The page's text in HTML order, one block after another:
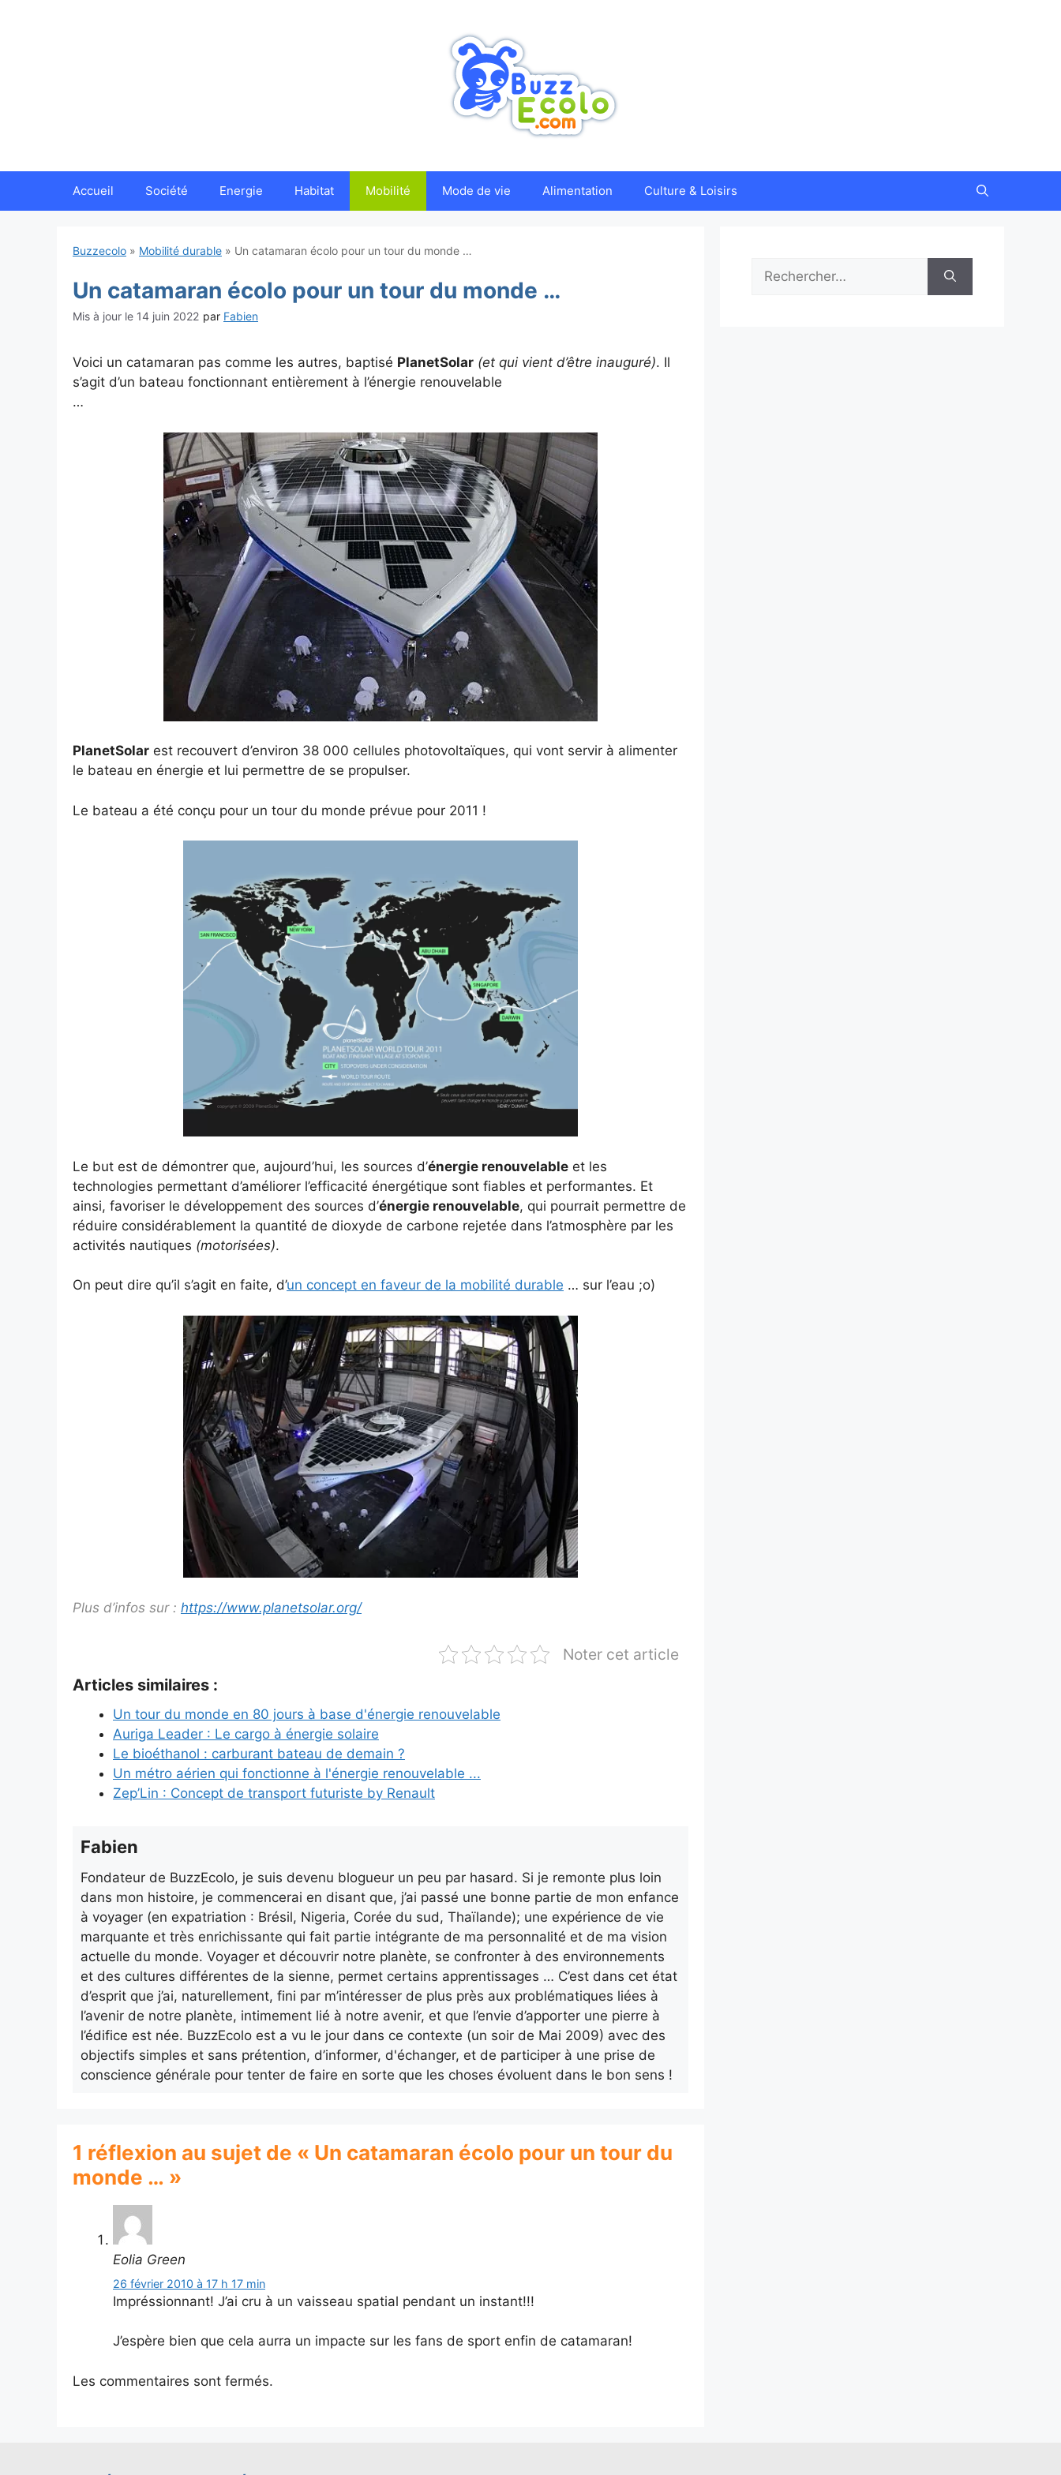
Accueil Société Energie Habitat Mobilité Mode de vie Alimentation Culture & Loisirs
Buzzecolo » Mobilité durable » Un catamaran écolo pour un tour du monde …
Un catamaran écolo pour un tour du monde …
14 juin 2022 par Fabien
Voici un catamaran pas comme les autres, baptisé PlanetSolar (et qui vient d’être inauguré). Il
s’agit d’un bateau fonctionnant entièrement à l’énergie renouvelable
…
PlanetSolar est recouvert d’environ 38 000 cellules photovoltaïques, qui vont servir à alimenter
le bateau en énergie et lui permettre de se propulser.
Le bateau a été conçu pour un tour du monde prévue pour 2011 !
Le but est de démontrer que, aujourd’hui, les sources d’énergie renouvelable et les
technologies permettant d’améliorer l’efficacité énergétique sont fiables et performantes. Et
ainsi, favoriser le développement des sources d’énergie renouvelable, qui pourrait permettre de
réduire considérablement la quantité de dioxyde de carbone rejetée dans l’atmosphère par les
activités nautiques (motorisées).
On peut dire qu’il s’agit en faite, d’un concept en faveur de la mobilité durable … sur l’eau ;o)
Plus d’infos sur : https://www.planetsolar.org/
Noter cet article
Articles similaires :
Un tour du monde en 80 jours à base d'énergie renouvelable
Auriga Leader : Le cargo à énergie solaire
Le bioéthanol : carburant bateau de demain ?
Un métro aérien qui fonctionne à l'énergie renouvelable ...
Zep’Lin : Concept de transport futuriste by Renault
Fabien
Fondateur de BuzzEcolo, je suis devenu blogueur un peu par hasard. Si je remonte plus loin
dans mon histoire, je commencerai en disant que, j’ai passé une bonne partie de mon enfance
à voyager (en expatriation : Brésil, Nigeria, Corée du sud, Thaïlande); une expérience de vie
marquante et très enrichissante qui fait partie intégrante de ma personnalité et de ma vision
actuelle du monde. Voyager et découvrir notre planète, se confronter à des environnements
et des cultures différentes de la sienne, permet certains apprentissages … C’est dans cet état
d’esprit que j’ai, naturellement, fini par m’intéresser de plus près aux problématiques liées à
l’avenir de notre planète, intimement lié à notre avenir, et que l’envie d’apporter une pierre à
l’édifice est née. BuzzEcolo est a vu le jour dans ce contexte (un soir de Mai 2009) avec des
objectifs simples et sans prétention, d’informer, d'échanger, et de participer à une prise de
conscience générale pour tenter de faire en sorte que les choses évoluent dans le bon sens !
1 réflexion au sujet de « Un catamaran écolo pour un tour du
monde … »
Eolia Green
26 février 2010 à 17 h 17 min
Impréssionnant! J’ai cru à un vaisseau spatial pendant un instant!!!
J’espère bien que cela aurra un impacte sur les fans de sport enfin de catamaran!
Les commentaires sont fermés.
Rechercher :